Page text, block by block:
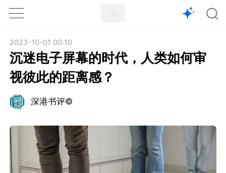
1X
2023-10-01 00:10
沉迷电子屏幕的时代，人类如何审
视彼此的距离感？
深港书评©